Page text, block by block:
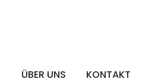
ÜBER UNS KONTAKT